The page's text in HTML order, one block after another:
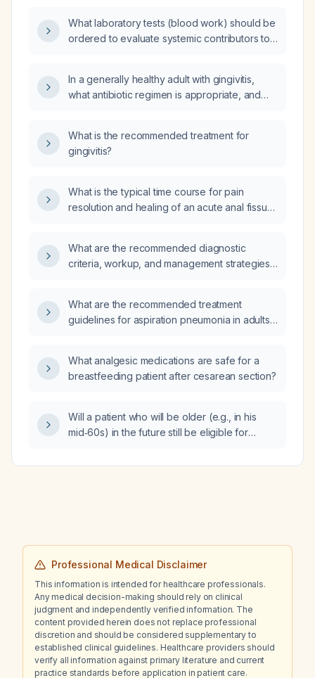
What laboratory tests (blood work) should be
ordered to evaluate systemic contributors to
In a generally healthy adult with gingivitis,
what antibiotic regimen is appropriate, and
What is the recommended treatment for
gingivitis?
What is the typical time course for pain
resolution and healing of an acute anal fissure
What are the recommended diagnostic
criteria, workup, and management strategies
What are the recommended treatment
guidelines for aspiration pneumonia in adults,
What analgesic medications are safe for a
breastfeeding patient after cesarean section?
Will a patient who will be older (e.g., in his
mid‑60s) in the future still be eligible for
T‑cell (CAR‑T) therapy for his lymphoma?
Professional Medical Disclaimer
This information is intended for healthcare professionals.
Any medical decision-making should rely on clinical
judgment and independently verified information. The
content provided herein does not replace professional
discretion and should be considered supplementary to
established clinical guidelines. Healthcare providers should
verify all information against primary literature and current
practice standards before application in patient care.